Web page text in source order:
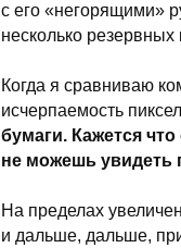
с его «негорящими»
несколько
Когда я сравниваю
исчерпаемость
бумаги. Кажется
не можешь увидеть
На пределах
и дальше, дальше,